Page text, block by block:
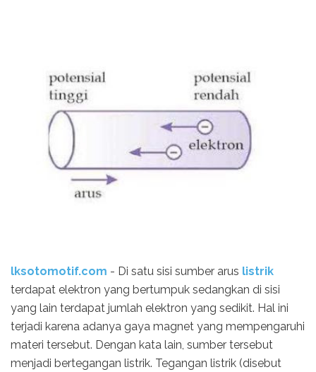
lksotomotif.com - Di satu sisi sumber arus listrik
terdapat elektron yang bertumpuk sedangkan di sisi
yang lain terdapat jumlah elektron yang sedikit. Hal ini
terjadi karena adanya gaya magnet yang mempengaruhi
materi tersebut. Dengan kata lain, sumber tersebut
menjadi bertegangan listrik. Tegangan listrik (disebut